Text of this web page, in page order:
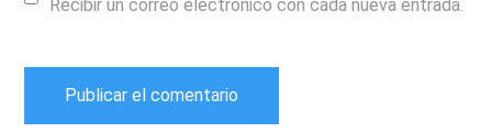
Recibir un correo electrónico con cada nueva entrada.